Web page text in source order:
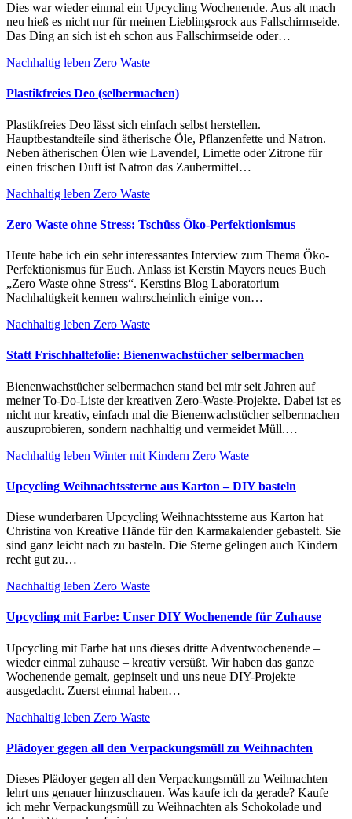
Dies war wieder einmal ein Upcycling Wochenende. Aus alt mach
neu hieß es nicht nur für meinen Lieblingsrock aus Fallschirmseide.
Das Ding an sich ist eh schon aus Fallschirmseide oder…
Nachhaltig leben Zero Waste
Plastikfreies Deo (selbermachen)
Plastikfreies Deo lässt sich einfach selbst herstellen.
Hauptbestandteile sind ätherische Öle, Pflanzenfette und Natron.
Neben ätherischen Ölen wie Lavendel, Limette oder Zitrone für
einen frischen Duft ist Natron das Zaubermittel…
Nachhaltig leben Zero Waste
Zero Waste ohne Stress: Tschüss Öko-Perfektionismus
Heute habe ich ein sehr interessantes Interview zum Thema Öko-
Perfektionismus für Euch. Anlass ist Kerstin Mayers neues Buch
„Zero Waste ohne Stress“. Kerstins Blog Laboratorium
Nachhaltigkeit kennen wahrscheinlich einige von…
Nachhaltig leben Zero Waste
Statt Frischhaltefolie: Bienenwachstücher selbermachen
Bienenwachstücher selbermachen stand bei mir seit Jahren auf
meiner To-Do-Liste der kreativen Zero-Waste-Projekte. Dabei ist es
nicht nur kreativ, einfach mal die Bienenwachstücher selbermachen
auszuprobieren, sondern nachhaltig und vermeidet Müll.…
Nachhaltig leben Winter mit Kindern Zero Waste
Upcycling Weihnachtssterne aus Karton – DIY basteln
Diese wunderbaren Upcycling Weihnachtssterne aus Karton hat
Christina von Kreative Hände für den Karmakalender gebastelt. Sie
sind ganz leicht nach zu basteln. Die Sterne gelingen auch Kindern
recht gut zu…
Nachhaltig leben Zero Waste
Upcycling mit Farbe: Unser DIY Wochenende für Zuhause
Upcycling mit Farbe hat uns dieses dritte Adventwochenende –
wieder einmal zuhause – kreativ versüßt. Wir haben das ganze
Wochenende gemalt, gepinselt und uns neue DIY-Projekte
ausgedacht. Zuerst einmal haben…
Nachhaltig leben Zero Waste
Plädoyer gegen all den Verpackungsmüll zu Weihnachten
Dieses Plädoyer gegen all den Verpackungsmüll zu Weihnachten
lehrt uns genauer hinzuschauen. Was kaufe ich da gerade? Kaufe
ich mehr Verpackungsmüll zu Weihnachten als Schokolade und